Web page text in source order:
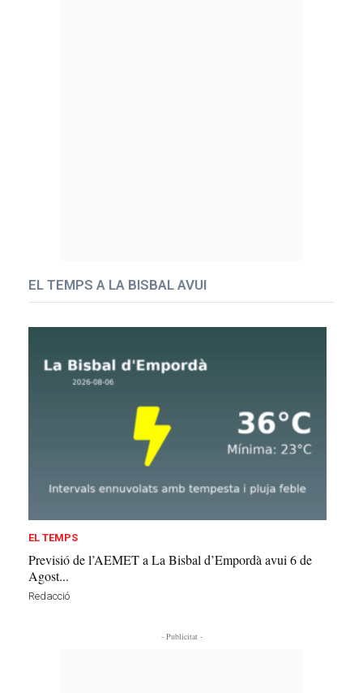
EL TEMPS A LA BISBAL AVUI
EL TEMPS
Previsió de l’AEMET a La Bisbal d’Empordà avui 6 de
Agost...
Redacció
- Publicitat -